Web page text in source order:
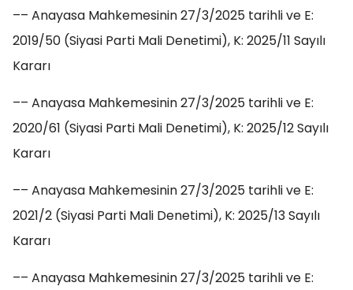
–– Anayasa Mahkemesinin 27/3/2025 tarihli ve E:
2019/50 (Siyasi Parti Mali Denetimi), K: 2025/11 Sayılı
Kararı
–– Anayasa Mahkemesinin 27/3/2025 tarihli ve E:
2020/61 (Siyasi Parti Mali Denetimi), K: 2025/12 Sayılı
Kararı
–– Anayasa Mahkemesinin 27/3/2025 tarihli ve E:
2021/2 (Siyasi Parti Mali Denetimi), K: 2025/13 Sayılı
Kararı
–– Anayasa Mahkemesinin 27/3/2025 tarihli ve E: